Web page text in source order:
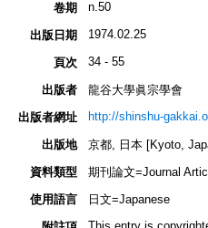
卷期
n.50
出版日期 1974.02.25
頁次 34 - 55
出版者
龍谷大學眞宗學會
出版者網址
http://shinshu-
出版地
京都, 日本 [Kyoto,
資料類型
期刊論文=Journal
使用語言
日文=Japanese